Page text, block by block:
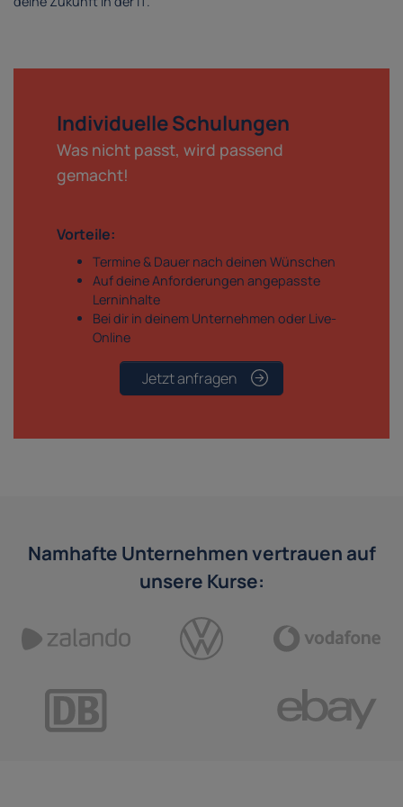
Individuelle Schulungen
Was nicht passt, wird passend
gemacht!
Vorteile:
Termine & Dauer nach deinen Wünschen
Auf deine Anforderungen angepasste
Lerninhalte
Bei dir in deinem Unternehmen oder Live-
Online
Jetzt anfragen
Namhafte Unternehmen vertrauen auf
unsere Kurse: